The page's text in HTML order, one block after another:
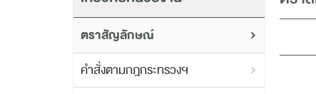
ตราสัญลักษณ์
คำสั่งตามกฎกระทรวงฯ